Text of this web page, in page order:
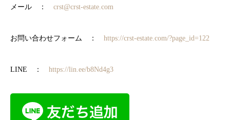
メール ： crst@crst-estate.com
お問い合わせフォーム ： https://crst-estate.com/?page_id=122
LINE ： https://lin.ee/b8Nd4g3